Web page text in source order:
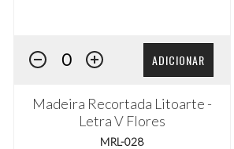
ADICIONAR
Madeira Recortada Litoarte -
Letra V Flores
MRL-028